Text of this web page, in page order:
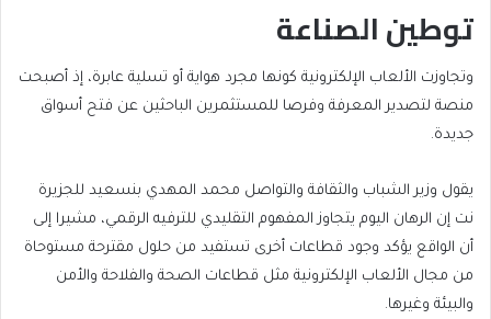
توطين الصناعة
وتجاوزت الألعاب الإلكترونية كونها مجرد هواية أو تسلية عابرة، إذ أصبحت
منصة لتصدير المعرفة وفرصا للمستثمرين الباحثين عن فتح أسواق
جديدة.
يقول وزير الشباب والثقافة والتواصل محمد المهدي بنسعيد للجزيرة
نت إن الرهان اليوم يتجاوز المفهوم التقليدي للترفيه الرقمي، مشيرا إلى
أن الواقع يؤكد وجود قطاعات أخرى تستفيد من حلول مقترحة مستوحاة
من مجال الألعاب الإلكترونية مثل قطاعات الصحة والفلاحة والأمن
والبيئة وغيرها.